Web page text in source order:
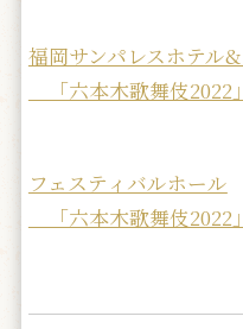
福岡サンパレスホテル
「六本木歌舞伎2022」
フェスティバルホール
「六本木歌舞伎2022」